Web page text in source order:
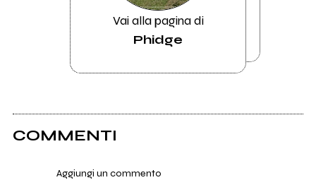
Vai alla pagina di
Phidge
COMMENTI
Aggiungi un commento